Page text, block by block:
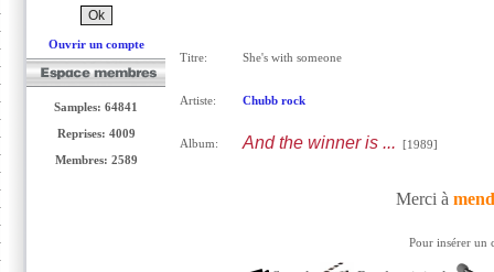
Ouvrir un compte
Samples: 64841
Reprises: 4009
Membres: 2589
Titre: She's with someone
Artiste: Chubb rock
Album: And the winner is ... [1989]
Merci à
Pour insérer un